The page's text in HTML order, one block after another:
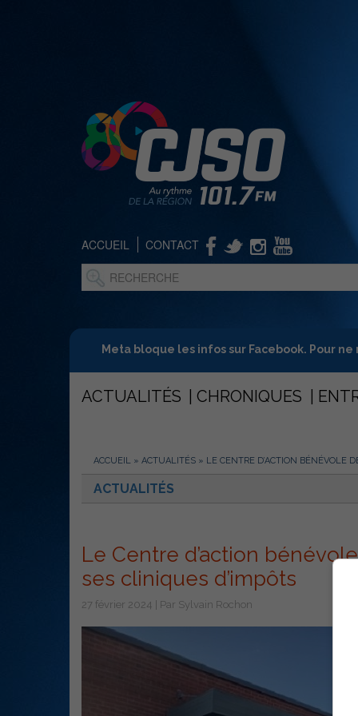
ACCUEIL CONTACT
Meta bloque les infos sur Facebook. Pour
ACTUALITÉS CHRONIQUES
ACCUEIL » ACTUALITÉS » LE CENTRE D’ACTION BÉNÉVOLE
ACTUALITÉS
Le Centre d’action
ses cliniques d’impôts
27 février 2024 | Par Sylvain Rochon